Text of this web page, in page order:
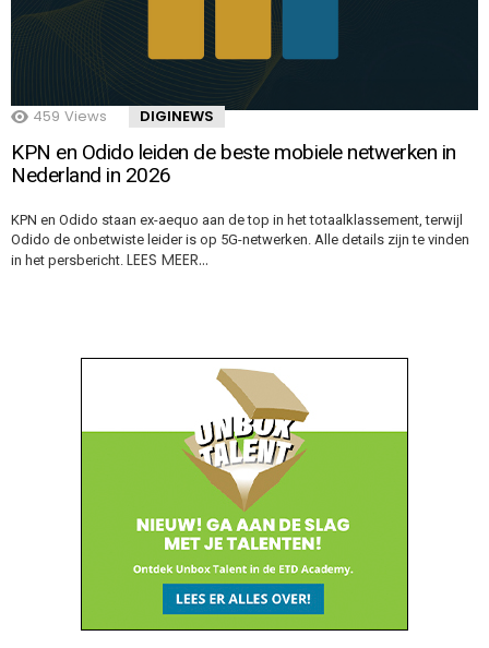
459 Views DIGINEWS
KPN en Odido leiden de beste mobiele netwerken in
Nederland in 2026
KPN en Odido staan ex-aequo aan de top in het totaalklassement, terwijl
Odido de onbetwiste leider is op 5G-netwerken. Alle details zijn te vinden
in het persbericht. LEES MEER…